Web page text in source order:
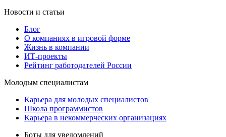
Новости и статьи
Блог
О компаниях в игровой форме
Жизнь в компании
ИТ-проекты
Рейтинг работодателей России
Молодым специалистам
Карьера для молодых специалистов
Школа программистов
Карьера в некоммерческих организациях
Боты для уведомлений